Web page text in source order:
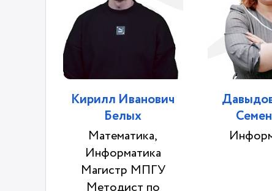
Кирилл Иванович
Белых
Математика,
Информатика
Магистр МПГУ
Методист по